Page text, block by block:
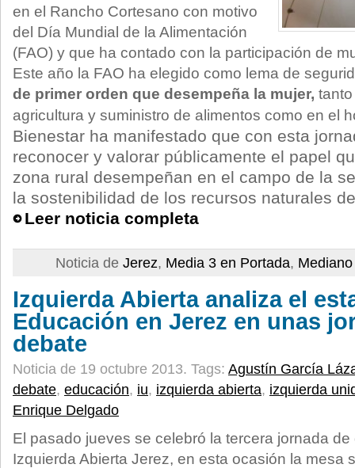
en el Rancho Cortesano con motivo
del Día Mundial de la Alimentación
(FAO) y que ha contado con la participación de
Este año la FAO ha elegido como lema de
de primer orden que desempeña la mujer,
agricultura y suministro de alimentos como en el
Bienestar ha manifestado que con esta
reconocer y valorar públicamente el papel
zona rural desempeñan en el campo de la
la sostenibilidad de los recursos naturales
Leer noticia completa
Noticia de Jerez, Media 3 en Portada,
Izquierda Abierta analiza el
Educación en Jerez en unas
debate
Noticia de 19 octubre 2013. Tags: Agustín García
debate, educación, iu, izquierda abierta, izquierda
Enrique Delgado
El pasado jueves se celebró la tercera jornada
Izquierda Abierta Jerez, en esta ocasión la mesa